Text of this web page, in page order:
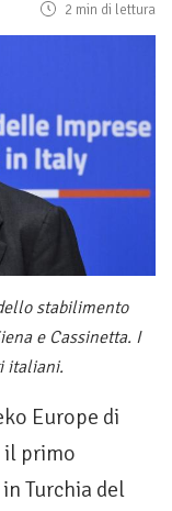
2 min di lettura
stabilimento
e Cassinetta. I
italiani.
Europe di
il primo
Turchia del